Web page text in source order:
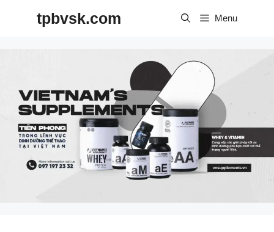
tpbvsk.com Menu